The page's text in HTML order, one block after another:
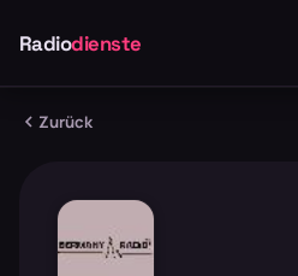
Radiodienste
Zurück